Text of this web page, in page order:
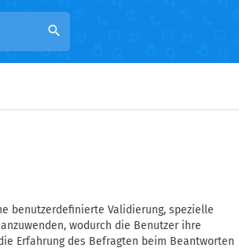
search
benutzerdefinierte Validierung, spezielle
wodurch die Benutzer ihre
Erfahrung des Befragten beim Beantworten